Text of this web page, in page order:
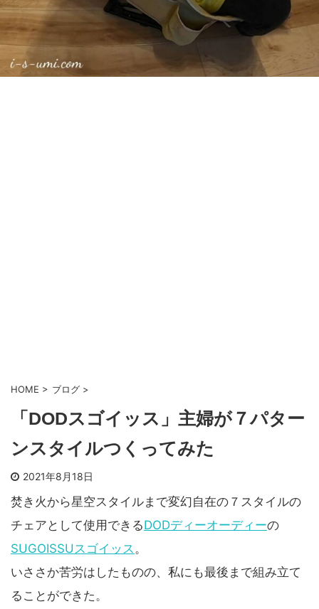
HOME > ブログ >
「DODスゴイッス」主婦が７パター
ンスタイルつくってみた
2021年8月18日
焚き火から星空スタイルまで変幻自在の７スタイルの
チェアとして使用できるDODディーオーディーの
SUGOISSUスゴイッス。
いささか苦労はしたものの、私にも最後まで組み立て
ることができた。